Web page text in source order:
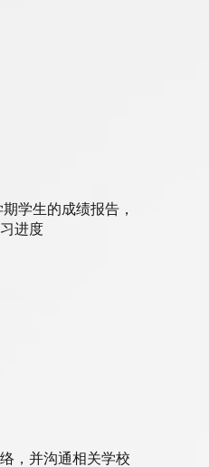
学生的成绩报告，
进度
，并沟通相关学校